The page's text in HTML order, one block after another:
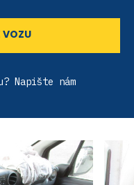
VOZU
Napište nám